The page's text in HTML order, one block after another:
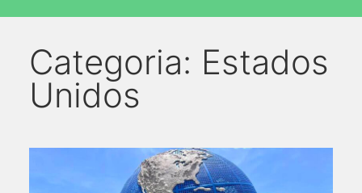
Categoria: Estados
Unidos